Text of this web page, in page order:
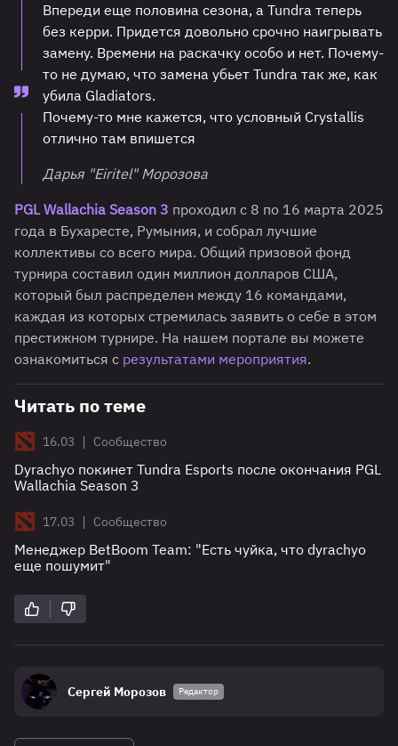
Впереди еще половина сезона, а Tundra теперь
без керри. Придется довольно срочно наигрывать
замену. Времени на раскачку особо и нет. Почему-
то не думаю, что замена убьет Tundra так же, как
убила Gladiators.
Почему-то мне кажется, что условный Crystallis
отлично там впишется
Дарья "Eiritel" Морозова
PGL Wallachia Season 3 проходил с 8 по 16 марта 2025
года в Бухаресте, Румыния, и собрал лучшие
коллективы со всего мира. Общий призовой фонд
турнира составил один миллион долларов США,
который был распределен между 16 командами,
каждая из которых стремилась заявить о себе в этом
престижном турнире. На нашем портале вы можете
ознакомиться с результатами мероприятия.
Читать по теме
16.03 | Сообщество
Dyrachyo покинет Tundra Esports после окончания PGL
Wallachia Season 3
17.03 | Сообщество
Менеджер BetBoom Team: "Есть чуйка, что dyrachyo
еще пошумит"
Сергей Морозов Редактор